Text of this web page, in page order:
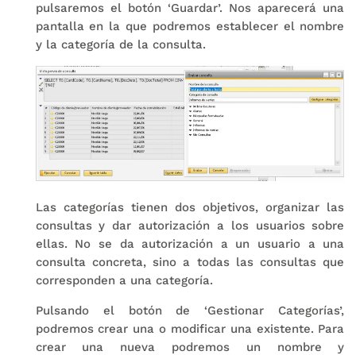
pulsaremos el botón ‘Guardar’. Nos aparecerá una
pantalla en la que podremos establecer el nombre
y la categoría de la consulta.
Las categorías tienen dos objetivos, organizar las
consultas y dar autorización a los usuarios sobre
ellas. No se da autorización a un usuario a una
consulta concreta, sino a todas las consultas que
corresponden a una categoría.
Pulsando el botón de ‘Gestionar Categorías’,
podremos crear una o modificar una existente. Para
crear una nueva podremos un nombre y